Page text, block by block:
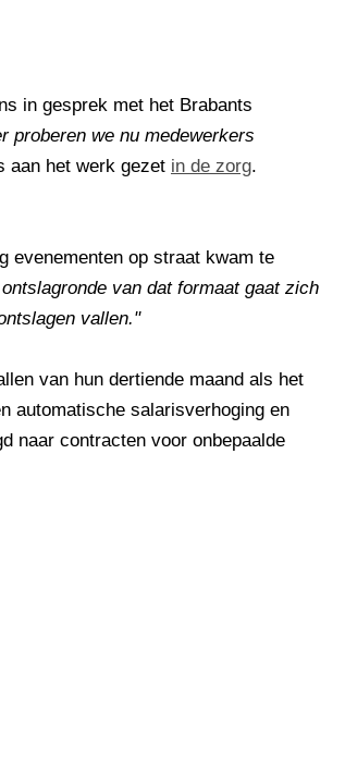
in gesprek met het Brabants
proberen we nu medewerkers
aan het werk gezet in de zorg.
evenementen op straat kwam te
van dat formaat gaat zich
vallen."
van hun dertiende maand als het
automatische salarisverhoging en
naar contracten voor onbepaalde